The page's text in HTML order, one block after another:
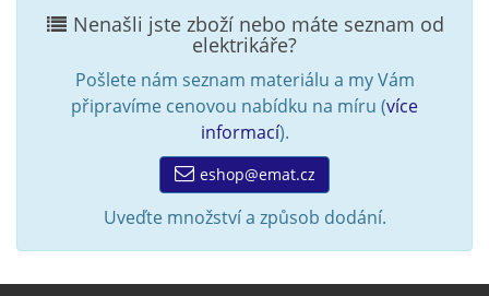
Nenašli jste zboží nebo máte seznam od
elektrikáře?
Pošlete nám seznam materiálu a my Vám
připravíme cenovou nabídku na míru (více
informací).
eshop@emat.cz
Uveďte množství a způsob dodání.